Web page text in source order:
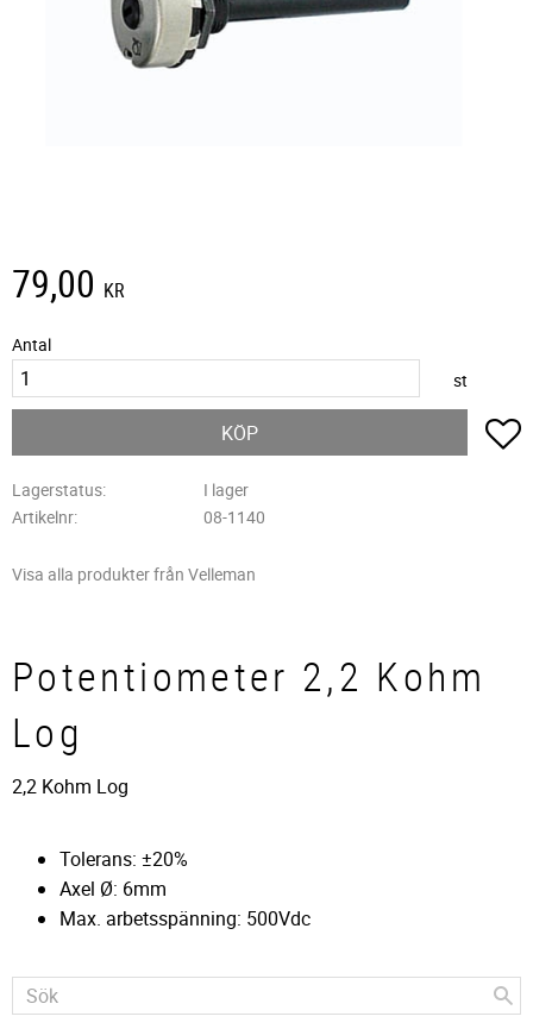
79,00 KR
Antal
st
KÖP
Lagerstatus
I lager
Artikelnr
08-1140
Visa alla produkter från Velleman
Potentiometer 2,2 Kohm
Log
2,2 Kohm Log
Tolerans: ±20%
Axel Ø: 6mm
Max. arbetsspänning: 500Vdc